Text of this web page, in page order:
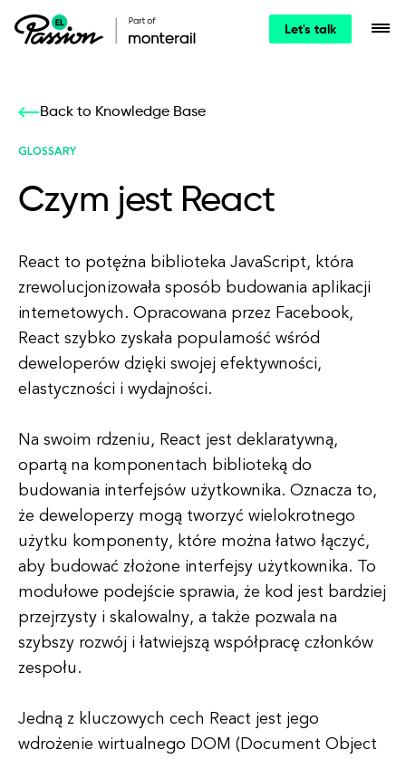
Let's talk
Back to Knowledge Base
GLOSSARY
Czym jest React
React to potężna biblioteka JavaScript, która
zrewolucjonizowała sposób budowania aplikacji
internetowych. Opracowana przez Facebook,
React szybko zyskała popularność wśród
deweloperów dzięki swojej efektywności,
elastyczności i wydajności.
Na swoim rdzeniu, React jest deklaratywną,
opartą na komponentach biblioteką do
budowania interfejsów użytkownika. Oznacza to,
że deweloperzy mogą tworzyć wielokrotnego
użytku komponenty, które można łatwo łączyć,
aby budować złożone interfejsy użytkownika. To
modułowe podejście sprawia, że kod jest bardziej
przejrzysty i skalowalny, a także pozwala na
szybszy rozwój i łatwiejszą współpracę członków
zespołu.
Jedną z kluczowych cech React jest jego
wdrożenie wirtualnego DOM (Document Object